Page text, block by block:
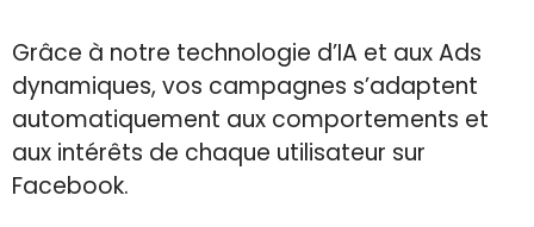
Grâce à notre technologie d’IA et aux Ads
dynamiques, vos campagnes s’adaptent
automatiquement aux comportements et
aux intérêts de chaque utilisateur sur
Facebook.